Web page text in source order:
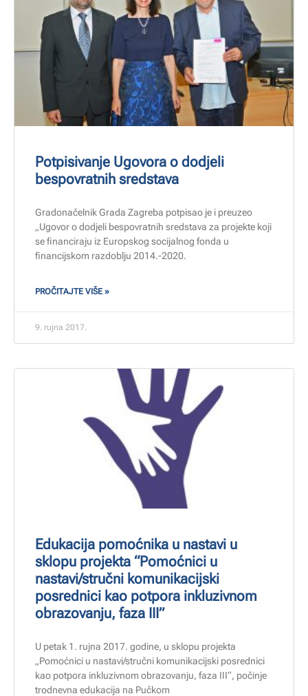
Potpisivanje Ugovora o dodjeli
bespovratnih sredstava
Gradonačelnik Grada Zagreba potpisao je i preuzeo
„Ugovor o dodjeli bespovratnih sredstava za projekte koji
se financiraju iz Europskog socijalnog fonda u
financijskom razdoblju 2014.-2020.
PROČITAJTE VIŠE »
9. rujna 2017.
Edukacija pomoćnika u nastavi u
sklopu projekta “Pomoćnici u
nastavi/stručni komunikacijski
posrednici kao potpora inkluzivnom
obrazovanju, faza III”
U petak 1. rujna 2017. godine, u sklopu projekta
„Pomoćnici u nastavi/stručni komunikacijski posrednici
kao potpora inkluzivnom obrazovanju, faza III“, počinje
trodnevna edukacija na Pučkom